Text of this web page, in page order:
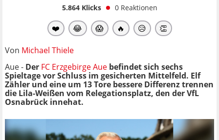
5.864Klicks 0 Reaktionen
❤️ 😂 😱 🔥 😥 👏
Von Michael Thiele
Aue - Der FC Erzgebirge Aue befindet sich sechs
Spieltage vor Schluss im gesicherten Mittelfeld. Elf
Zähler und eine um 13 Tore bessere Differenz trennen
die Lila-Weißen vom Relegationsplatz, den der VfL
Osnabrück innehat.